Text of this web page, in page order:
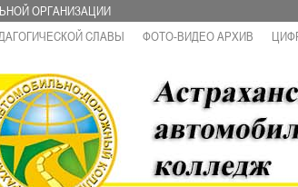
ОРГАНИЗАЦИИ
СЛАВЫ ФОТО-ВИДЕО АРХИВ